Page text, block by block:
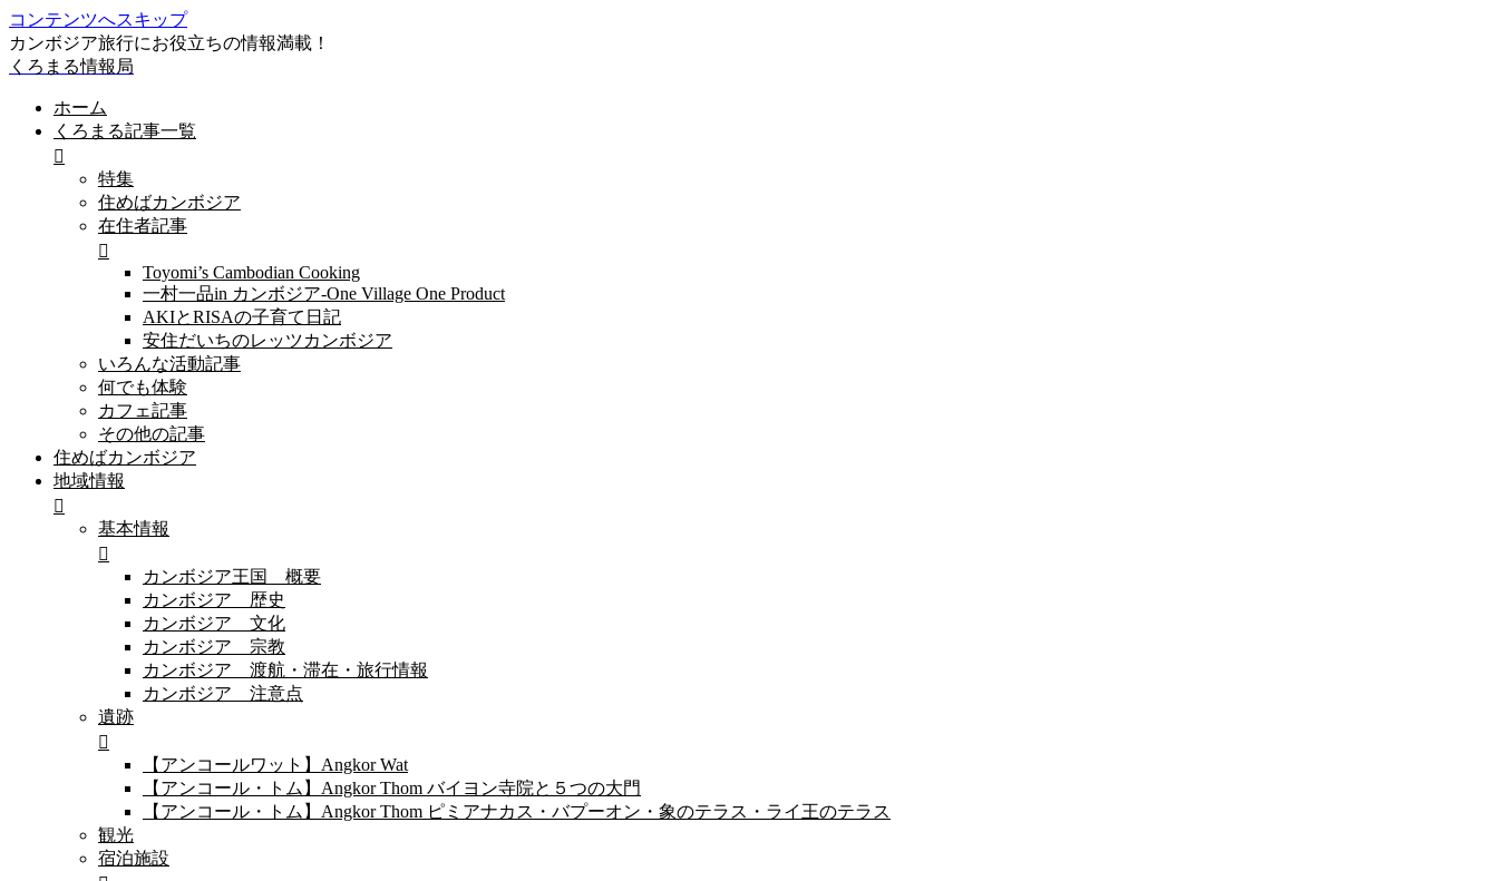
コンテンツへスキップ
カンボジア旅行にお役立ちの情報満載！
くろまる情報局
ホーム
くろまる記事一覧
特集
住めばカンボジア
在住者記事
Toyomi’s Cambodian Cooking
一村一品in カンボジア-One Village One Product
AKIとRISAの子育て日記
安住だいちのレッツカンボジア
いろんな活動記事
何でも体験
カフェ記事
その他の記事
住めばカンボジア
地域情報
基本情報
カンボジア王国 概要
カンボジア 歴史
カンボジア 文化
カンボジア 宗教
カンボジア 渡航・滞在・旅行情報
カンボジア 注意点
遺跡
【アンコールワット】Angkor Wat
【アンコール・トム】Angkor Thom バイヨン寺院と５つの大門
【アンコール・トム】Angkor Thom ピミアナカス・バプーオン・象のテラス・ライ王のテラス
観光
宿泊施設